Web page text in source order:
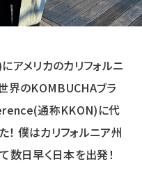
メリカのカリフォルニ
界のKOMBUCHAブラ
通称KKON)に代
僕はカリフォルニア州
数日早く日本を出発！